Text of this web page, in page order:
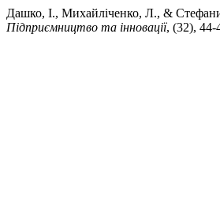
Дашко, І., Михайліченко, Л., &
Підприємництво та інновації, (32), 44-